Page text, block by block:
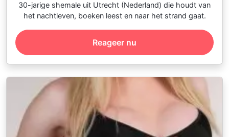
30-jarige shemale uit Utrecht (Nederland) die houdt van
het nachtleven, boeken leest en naar het strand gaat.
Reageer nu